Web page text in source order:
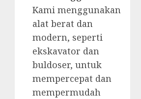
Kami menggunakan
alat berat dan
modern, seperti
ekskavator dan
buldoser, untuk
mempercepat dan
mempermudah